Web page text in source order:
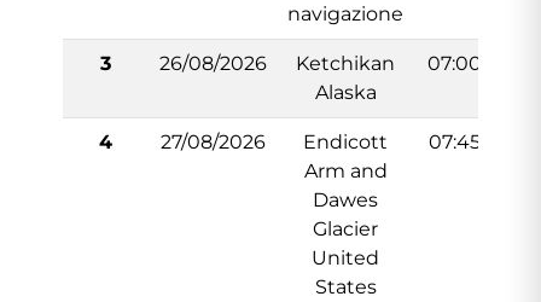
navigazione
3 26/08/2026
Ketchikan
Alaska
07:00
4 27/08/2026
Endicott
Arm and
Dawes
Glacier
United
States
07:45